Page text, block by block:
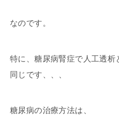
なのです。
特に、糖尿病腎症で人工透析
同じです、、、
糖尿病の治療方法は、